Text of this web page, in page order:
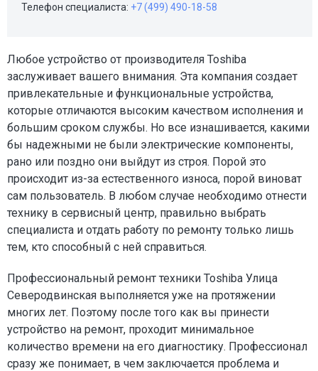
Телефон специалиста: +7 (499) 490-18-58
Любое устройство от производителя Toshiba
заслуживает вашего внимания. Эта компания создает
привлекательные и функциональные устройства,
которые отличаются высоким качеством исполнения и
большим сроком службы. Но все изнашивается, какими
бы надежными не были электрические компоненты,
рано или поздно они выйдут из строя. Порой это
происходит из-за естественного износа, порой виноват
сам пользователь. В любом случае необходимо отнести
технику в сервисный центр, правильно выбрать
специалиста и отдать работу по ремонту только лишь
тем, кто способный с ней справиться.
Профессиональный ремонт техники Toshiba Улица
Северодвинская выполняется уже на протяжении
многих лет. Поэтому после того как вы принести
устройство на ремонт, проходит минимальное
количество времени на его диагностику. Профессионал
сразу же понимает, в чем заключается проблема и